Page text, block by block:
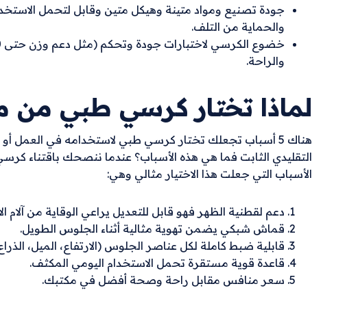
جودة تصنيع ومواد متينة وهيكل متين وقابل لتحمل
والحماية من التلف.
والراحة.
لماذا تختار كرسي طبي من
هناك 5 أسباب تجعلك تختار كرسي طبي لاستخدامه في
التقليدي الثابت فما هي هذه الأسباب؟ عندما ننصحك
الأسباب التي جعلت هذا الاختيار مثالي وهي:
دعم لقطنية الظهر فهو قابل للتعديل يراعي الوقاية من آلام
قماش شبكي يضمن تهوية مثالية أثناء الجلوس الطويل.
قابلية ضبط كاملة لكل عناصر الجلوس (الارتفاع، الميل،
قاعدة قوية مستقرة تحمل الاستخدام اليومي المكثف.
سعر منافس مقابل راحة وصحة أفضل في مكتبك.